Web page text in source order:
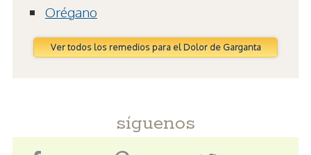
Orégano
Ver todos los remedios para el Dolor de Garganta
síguenos